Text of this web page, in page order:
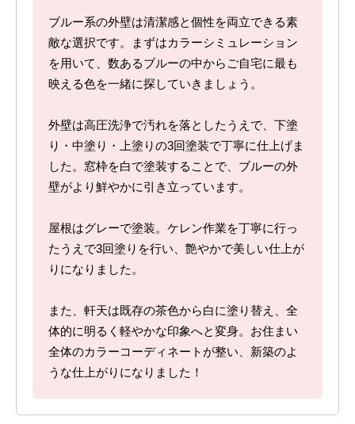
ブルー系の外壁は清潔感と個性を両立できる素
敵な選択です。まずはカラーシミュレーション
を用いて、数あるブルーの中からご自宅に最も
映える色を一緒に探していきましょう。
外壁は高圧洗浄で汚れを落としたうえで、下塗
り・中塗り・上塗りの3回塗装で丁寧に仕上げま
した。窓枠を白で塗装することで、ブルーの外
壁がより鮮やかに引き立っています。
屋根はグレーで塗装。ケレン作業を丁寧に行っ
たうえで3回塗りを行い、艶やかで美しい仕上が
りになりました。
また、軒天は既存の茶色から白に塗り替え、全
体的に明るく軽やかな印象へと変身。お住まい
全体のカラーコーディネートが整い、新築のよ
うな仕上がりになりました！